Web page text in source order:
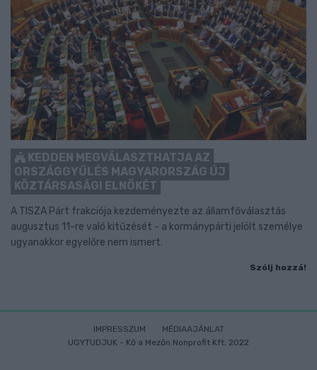
KEDDEN MEGVÁLASZTHATJA AZ
ORSZÁGGYŰLÉS MAGYARORSZÁG ÚJ
KÖZTÁRSASÁGI ELNÖKÉT
A TISZA Párt frakciója kezdeményezte az államfőválasztás
augusztus 11-re való kitűzését - a kormánypárti jelölt személye
ugyanakkor egyelőre nem ismert.
Szólj hozzá!
IMPRESSZUM
MÉDIAAJÁNLAT
UGYTUDJUK - Kő a Mezőn Nonprofit Kft. 2022